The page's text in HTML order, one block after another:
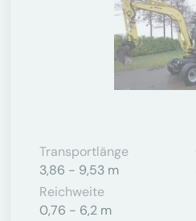
Transportlänge
3,86 - 9,53 m
Reichweite
0,76 - 6,2 m